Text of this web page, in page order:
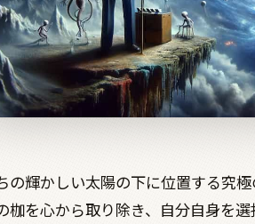
の輝かしい太陽の下に位置する究
枷を心から取り除き、自分自身を